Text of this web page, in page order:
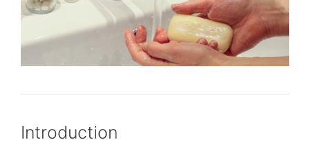
Introduction